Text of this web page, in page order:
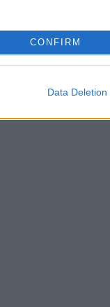
CONFIRM
Data Deletion